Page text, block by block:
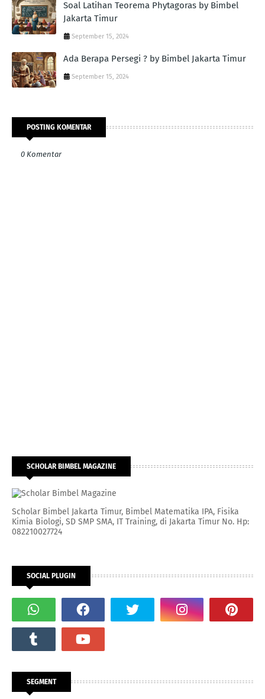
Soal Latihan Teorema Phytagoras by Bimbel
Jakarta Timur
September 15, 2024
Ada Berapa Persegi ? by Bimbel Jakarta Timur
September 15, 2024
POSTING KOMENTAR
0 Komentar
SCHOLAR BIMBEL MAGAZINE
Scholar Bimbel Jakarta Timur, Bimbel Matematika IPA, Fisika
Kimia Biologi, SD SMP SMA, IT Training, di Jakarta Timur No. Hp:
082210027724
SOCIAL PLUGIN
SEGMENT